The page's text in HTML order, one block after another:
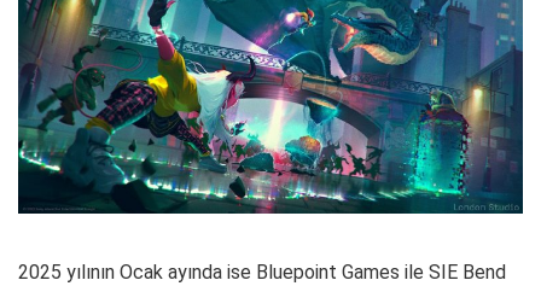
2025 yılının Ocak ayında ise Bluepoint Games ile SIE Bend